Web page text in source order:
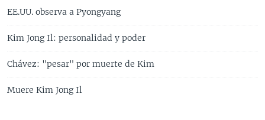
EE.UU. observa a Pyongyang
Kim Jong Il: personalidad y poder
Chávez: "pesar" por muerte de Kim
Muere Kim Jong Il